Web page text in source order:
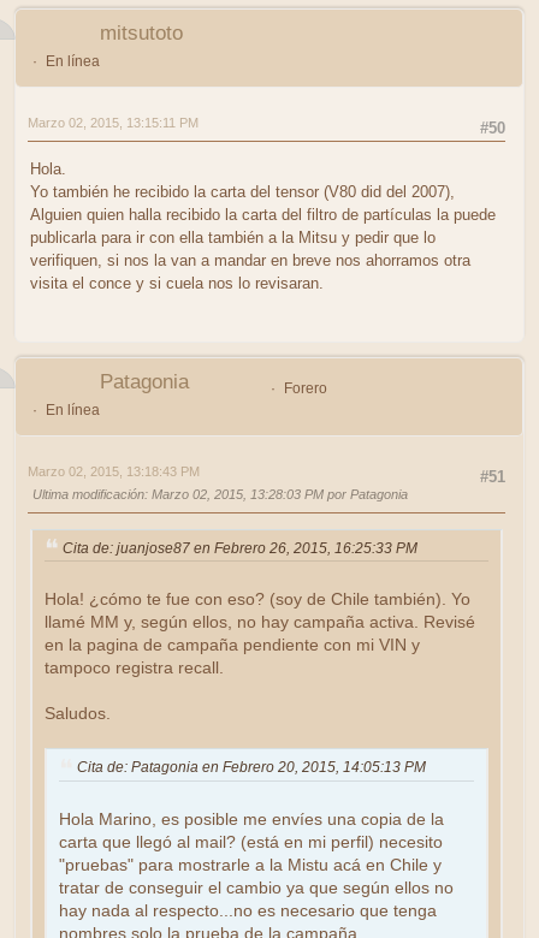
mitsutoto
En línea
#50
Marzo 02, 2015, 13:15:11 PM
Hola.
Yo también he recibido la carta del tensor (V80 did del 2007),
Alguien quien halla recibido la carta del filtro de partículas la puede
publicarla para ir con ella también a la Mitsu y pedir que lo
verifiquen, si nos la van a mandar en breve nos ahorramos otra
visita el conce y si cuela nos lo revisaran.
Patagonia
Forero
En línea
#51
Marzo 02, 2015, 13:18:43 PM
Ultima modificación: Marzo 02, 2015, 13:28:03 PM por Patagonia
Cita de: juanjose87 en Febrero 26, 2015, 16:25:33 PM
Hola! ¿cómo te fue con eso? (soy de Chile también). Yo
llamé MM y, según ellos, no hay campaña activa. Revisé
en la pagina de campaña pendiente con mi VIN y
tampoco registra recall.
Saludos.
Cita de: Patagonia en Febrero 20, 2015, 14:05:13 PM
Hola Marino, es posible me envíes una copia de la
carta que llegó al mail? (está en mi perfil) necesito
"pruebas" para mostrarle a la Mistu acá en Chile y
tratar de conseguir el cambio ya que según ellos no
hay nada al respecto...no es necesario que tenga
nombres solo la prueba de la campaña.